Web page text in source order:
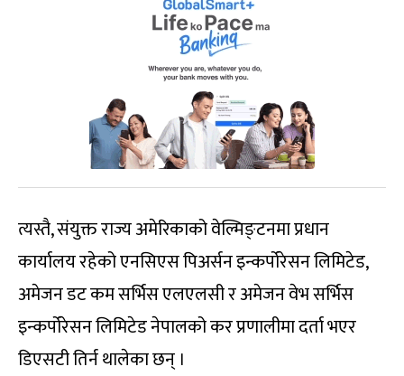
त्यस्तै, संयुक्त राज्य अमेरिकाको वेल्मिङ्टनमा प्रधान
कार्यालय रहेको एनसिएस पिअर्सन इन्कर्पोरेसन लिमिटेड,
अमेजन डट कम सर्भिस एलएलसी र अमेजन वेभ सर्भिस
इन्कर्पोरेसन लिमिटेड नेपालको कर प्रणालीमा दर्ता भएर
डिएसटी तिर्न थालेका छन् ।